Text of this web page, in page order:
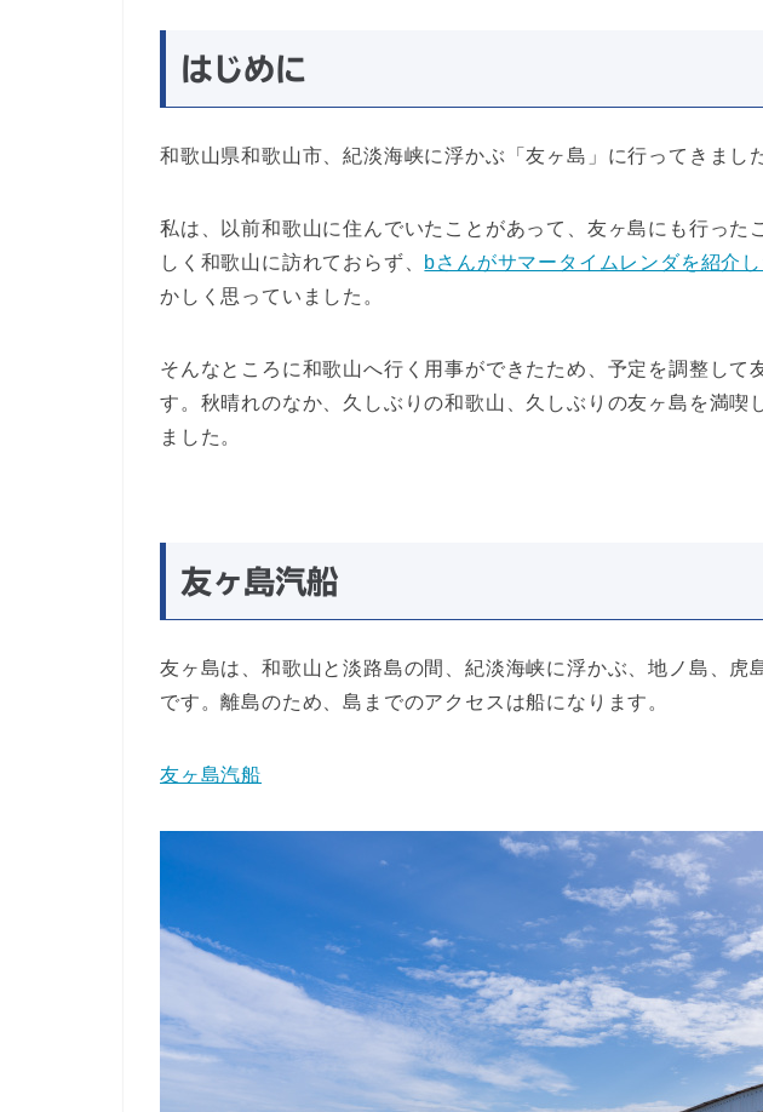
はじめに
和歌山県和歌山市、紀淡海峡に浮かぶ「友ヶ島」に行ってきまし
私は、以前和歌山に住んでいたことがあって、友ヶ島にも行った
しく和歌山に訪れておらず、 bさんがサマータイムレンダを紹介
かしく思っていました。
そんなところに和歌山へ行く用事ができたため、予定を調整して
す。秋晴れのなか、久しぶりの和歌山、久しぶりの友ヶ島を満喫
ました。
友ヶ島汽船
友ヶ島は、和歌山と淡路島の間、紀淡海峡に浮かぶ、地ノ島、虎
です。離島のため、島までのアクセスは船になります。
友ヶ島汽船